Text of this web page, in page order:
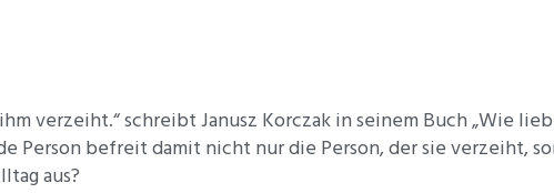
verzeiht.“ schreibt Janusz Korczak in seinem Buch „Wie
Person befreit damit nicht nur die Person, der sie verzeiht,
aus?